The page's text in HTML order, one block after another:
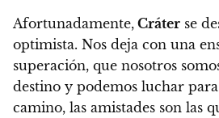
Afortunadamente, Cráter se
optimista. Nos deja con una
superación, que nosotros
destino y podemos luchar
camino, las amistades son las